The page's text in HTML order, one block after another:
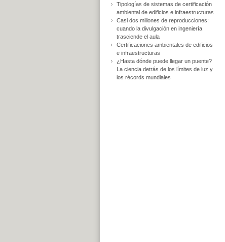
Tipologías de sistemas de certificación
ambiental de edificios e infraestructuras
Casi dos millones de reproducciones:
cuando la divulgación en ingeniería
trasciende el aula
Certificaciones ambientales de edificios
e infraestructuras
¿Hasta dónde puede llegar un puente?
La ciencia detrás de los límites de luz y
los récords mundiales